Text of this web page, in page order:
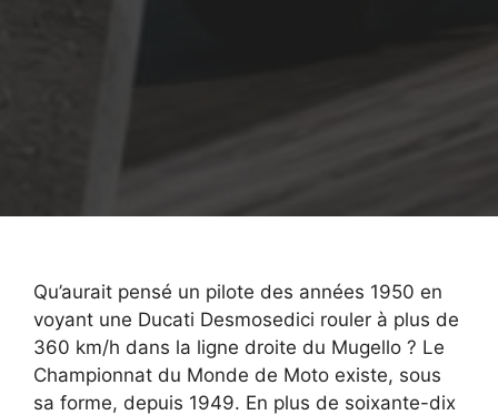
Qu’aurait pensé un pilote des années 1950 en
voyant une Ducati Desmosedici rouler à plus de
360 ​​km/h dans la ligne droite du Mugello ? Le
Championnat du Monde de Moto existe, sous
sa forme, depuis 1949. En plus de soixante-dix